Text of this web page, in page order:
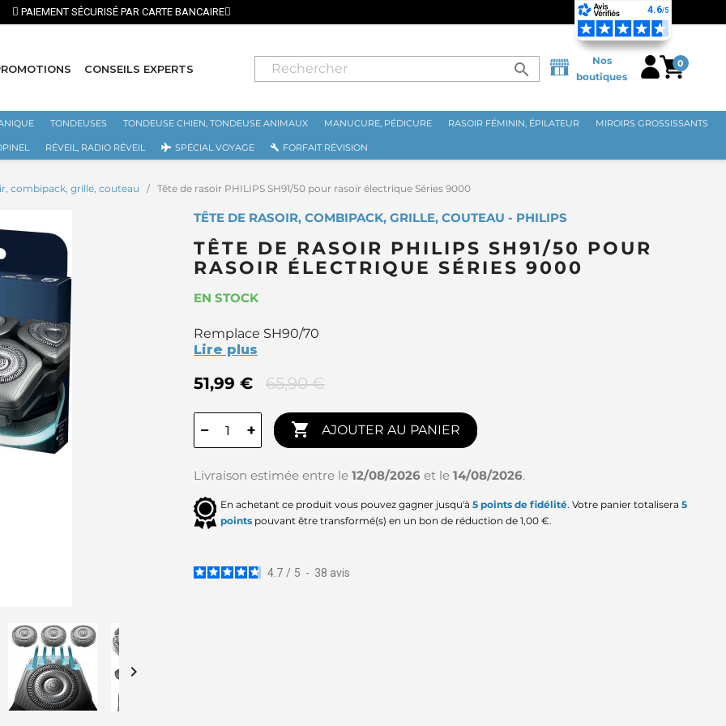
⭐ LIVRAISON GRATUITE EN FRANCE MÉTROPOLITAINE DÈS 70€ ⭐
CONSEILS EXPERTS search
Nos
boutiques
0
TONDEUSES TONDEUSE CHIEN, TONDEUSE ANIMAUX MANUCURE, PÉDICURE RASOIR FÉMININ, ÉPILATEUR MIROIRS GROSSISSANTS
RÉVEIL, RADIO RÉVEIL SPÉCIAL VOYAGE FORFAIT RÉVISION
combipack, grille, couteau Tête de rasoir PHILIPS SH91/50 pour rasoir électrique Séries 9000

TÊTE DE RASOIR, COMBIPACK, GRILLE, COUTEAU - PHILIPS
TÊTE DE RASOIR PHILIPS SH91/50 POUR
RASOIR ÉLECTRIQUE SÉRIES 9000
EN STOCK
Remplace SH90/70
Lire plus
51,99 € 65,90 €
− +  AJOUTER AU PANIER
Livraison estimée entre le 12/08/2026 et le 14/08/2026.
En achetant ce produit vous pouvez gagner jusqu'à 5 points de fidélité. Votre panier totalisera 5
points pouvant être transformé(s) en un bon de réduction de 1,00 €.
4.7 / 5 - 38 avis